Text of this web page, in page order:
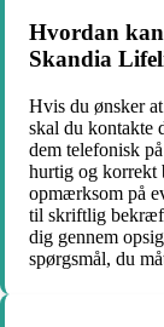
Hvordan
Skandia
Hvis du ønsker
skal du kontakte
dem telefonisk
hurtig og korrekt
opmærksom på
til skriftlig
dig gennem
spørgsmål, du